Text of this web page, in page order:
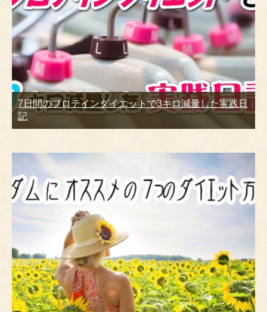
7日間のプロテインダイエットで3キロ減量した実践日
記